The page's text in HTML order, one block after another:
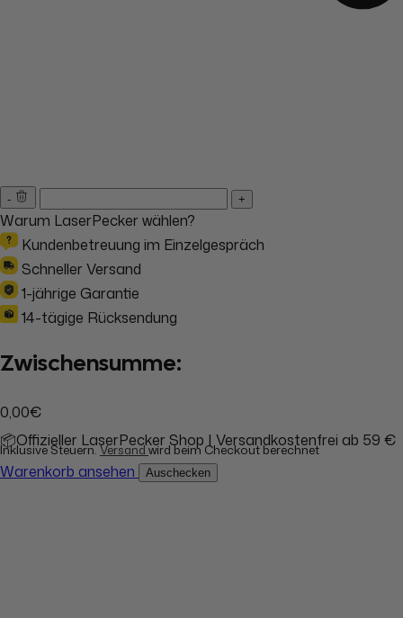
- +
Warum LaserPecker wählen?
Kundenbetreuung im Einzelgespräch
Schneller Versand
1-jährige Garantie
14-tägige Rücksendung
Zwischensumme:
0,00€
Inklusive Steuern.Versandwird beim Checkout berechnet
Warenkorb ansehen Auschecken
📦Offizieller LaserPecker Shop | Versandkostenfrei ab 59 €